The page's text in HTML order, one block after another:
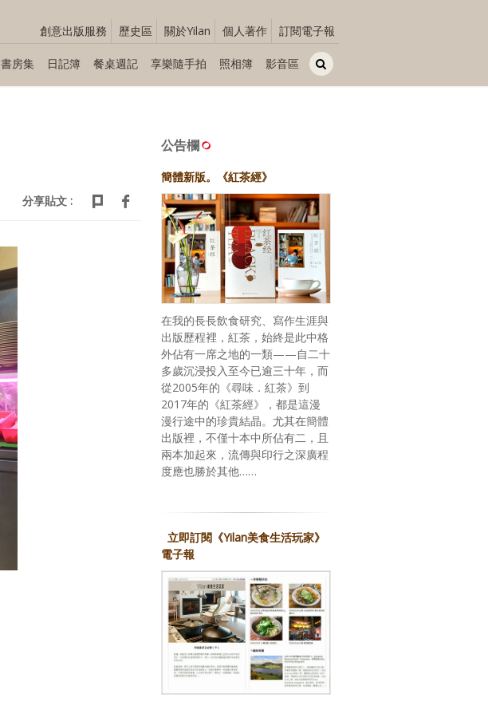
創意出版服務 歷史區 關於Yilan 個人著作 訂閱電子報
書房集 日記簿 餐桌週記 享樂隨手拍 照相簿 影音區
分享貼文 :
公告欄
簡體新版。《紅茶經》
在我的長長飲食研究、寫作生涯與
出版歷程裡，紅茶，始終是此中格
外佔有一席之地的一類——自二十
多歲沉浸投入至今已逾三十年，而
從2005年的《尋味．紅茶》到
2017年的《紅茶經》，都是這漫
漫行途中的珍貴結晶。尤其在簡體
出版裡，不僅十本中所佔有二，且
兩本加起來，流傳與印行之深廣程
度應也勝於其他……
立即訂閱《Yilan美食生活玩家》
電子報